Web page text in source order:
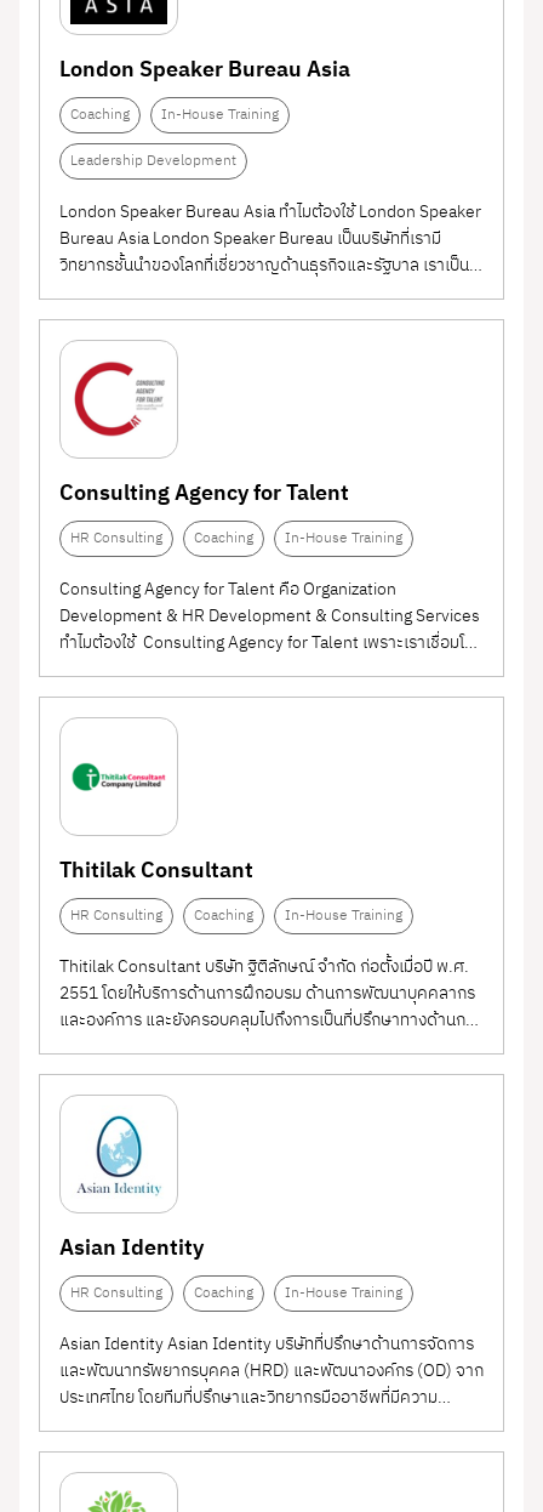
Management System
Language Learning
Leadership
Development
(13)
Learning Assessment (5)
Learning Management
System (LMS)
Public Training (9)
Virtual Training (19)
Pre-screen Assessment (3)
Recruitment Agency
Business Consulting
AI Consulting &
Implementation
Educational Production (2)
English Proficiency
Testing
(2)
London Speaker Bureau Asia
Coaching
In-House Training
Leadership Development
London Speaker Bureau Asia ทำไมต้องใช้ London Speaker
Bureau Asia London Speaker Bureau เป็นบริษัทที่เรามี
วิทยากรชั้นนำของโลกที่เชี่ยวชาญด้านธุรกิจและรัฐบาล เราเป็น
ตัวแทนและทำงานร่วมกับบุคคลที่มีอิทธิพลมากที่สุดในโลก ตั้งแต่
นักการเมืองและนักเศรษฐศาสตร์ไปจนถึงผู้นำทางความคิดและ
ผู้ประกอบการ ซึ่งครอบคลุมหัวข้อต่างๆ...
Consulting Agency for Talent
HR Consulting Coaching In-House Training
Consulting Agency for Talent คือ Organization
Development & HR Development & Consulting Services
ทำไมต้องใช้ Consulting Agency for Talent เพราะเราเชื่อมโรง
ระหว่าง ประสบการณ์จริงในวงธุรกิจ (Practical Business
Experiences) เข้ากับความรู้เชิงทฤษฎีในวงวิชาการ
(Theoretical Academic Knowledges)...
Thitilak Consultant
HR Consulting Coaching In-House Training
Thitilak Consultant บริษัท ฐิติลักษณ์ จำกัด ก่อตั้งเมื่อปี พ.ศ.
2551 โดยให้บริการด้านการฝึกอบรม ด้านการพัฒนาบุคคลากร
และองค์การ และยังครอบคลุมไปถึงการเป็นที่ปรึกษาทางด้านการ
พัฒนาองค์การและด้านทรัพยากรมนุษย์ด้วย ทำไมต้องใช้
Thitilak Consultant ดูแลให้บริการด้วยทีมงานมืออาชีพ...
Asian Identity
HR Consulting Coaching In-House Training
Asian Identity Asian Identity บริษัทที่ปรึกษาด้านการจัดการ
และพัฒนาทรัพยากรบุคคล (HRD) และพัฒนาองค์กร (OD) จาก
ประเทศไทย โดยทีมที่ปรึกษาและวิทยากรมืออาชีพที่มีความ
เชี่ยวชาญเฉพาะด้าน มุ่งเน้นการพัฒนา “ศักยภาพคนเอเชีย” เรา
ทำงานร่วมกับผู้บริหารระดับสูง ทีมงานHR และผู้จัดการจาก
บริษัทในเอเชียตะวันออกเฉียงใต้...